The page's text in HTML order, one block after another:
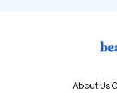
About Us